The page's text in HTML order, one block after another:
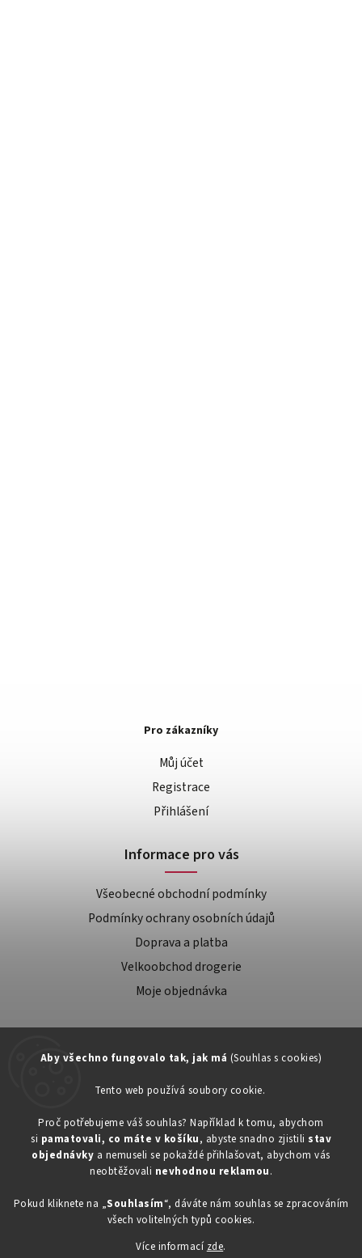
Aby všechno fungovalo tak, jak má (Souhlas s cookies)
Tento web používá soubory cookie.
Proč potřebujeme váš souhlas? Například k tomu, abychom
si pamatovali, co máte v košíku, abyste snadno zjistili stav
objednávky a nemuseli se pokaždé přihlašovat, abychom vás
neobtěžovali nevhodnou reklamou.
Pokud kliknete na „Souhlasím“, dáváte nám souhlas se zpracováním
všech volitelných typů cookies.
Více informací zde.
734603917
eshop@toner-rl.cz
Pro zákazníky
Můj účet
Registrace
Přihlášení
Informace pro vás
Všeobecné obchodní podmínky
Podmínky ochrany osobních údajů
Doprava a platba
Velkoobchod drogerie
Moje objednávka
Copyright 2026Drogerka24.cz. Všechna práva vyhrazena.